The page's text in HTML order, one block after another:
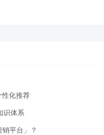
化推荐
识体系
平台」？